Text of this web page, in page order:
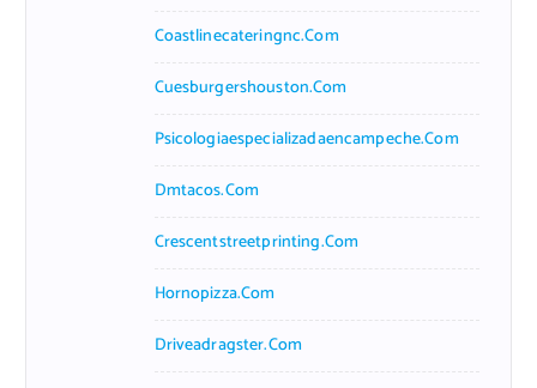
Coastlinecateringnc.com
Cuesburgershouston.com
Psicologiaespecializadaencampeche.com
Dmtacos.com
Crescentstreetprinting.com
Hornopizza.com
Driveadragster.com